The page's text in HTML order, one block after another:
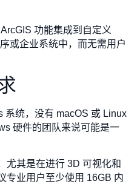
功能集成到自定义
或企业系统中，而无需用户
系统，没有 macOS 或 Linux
硬件的团队来说可能是一
尤其是在进行 3D 可视化和
专业用户至少使用 16GB 内